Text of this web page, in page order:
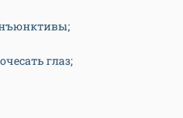
глаз;